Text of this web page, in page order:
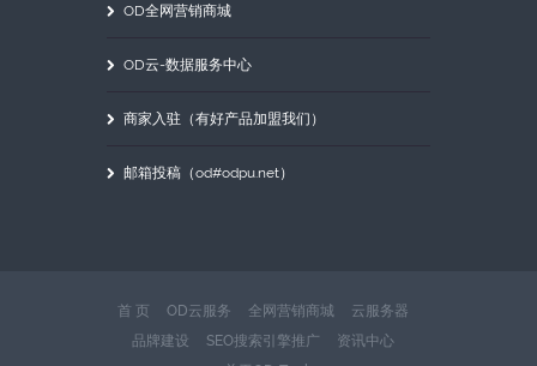
OD全网营销商城
OD云-数据服务中心
商家入驻（有好产品加盟我们）
邮箱投稿（od#odpu.net）
首 页 OD云服务 全网营销商城
云服务器
品牌建设
SEO搜索引擎推广
资讯中心